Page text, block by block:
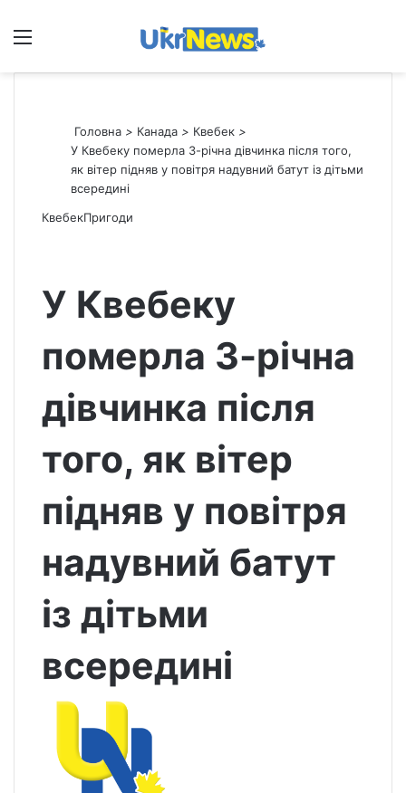
Меню
Головна > Канада > Квебек >
У Квебеку померла 3-річна дівчинка після того,
як вітер підняв у повітря надувний батут із дітьми
всередині
КвебекПригоди
У Квебеку
померла 3-річна
дівчинка після
того, як вітер
підняв у повітря
надувний батут
із дітьми
всередині